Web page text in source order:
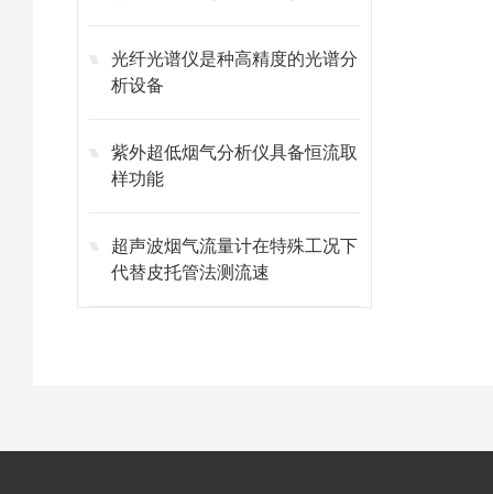
光纤光谱仪是种高精度的光谱分
析设备
紫外超低烟气分析仪具备恒流取
样功能
超声波烟气流量计在特殊工况下
代替皮托管法测流速